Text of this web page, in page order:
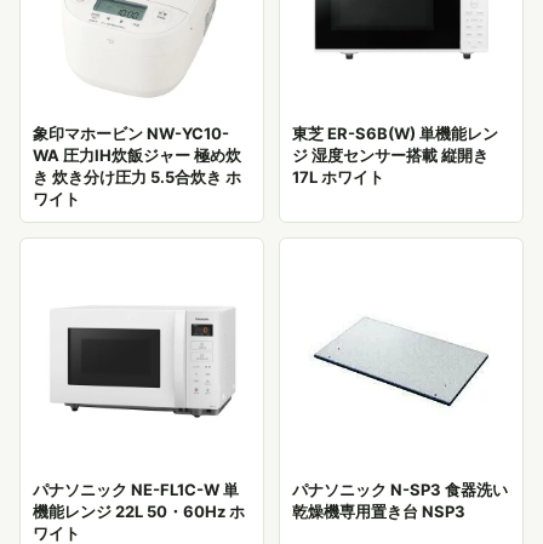
象印マホービン NW-YC10-
WA 圧力IH炊飯ジャー 極め炊
き 炊き分け圧力 5.5合炊き ホ
ワイト
東芝 ER-S6B(W) 単機能レン
ジ 湿度センサー搭載 縦開き
17L ホワイト
パナソニック NE-FL1C-W 単
機能レンジ 22L 50・60Hz ホ
ワイト
パナソニック N-SP3 食器洗い
乾燥機専用置き台 NSP3